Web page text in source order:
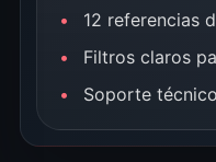
12 referencias
Filtros claros
Soporte